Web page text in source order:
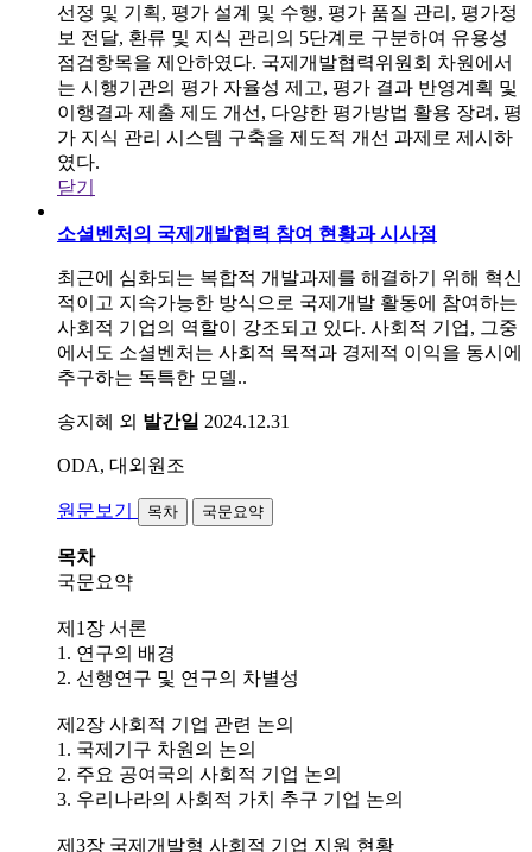
선정 및 기획, 평가 설계 및 수행, 평가 품질 관리, 평가정
보 전달, 환류 및 지식 관리의 5단계로 구분하여 유용성
점검항목을 제안하였다. 국제개발협력위원회 차원에서
는 시행기관의 평가 자율성 제고, 평가 결과 반영계획 및
이행결과 제출 제도 개선, 다양한 평가방법 활용 장려, 평
가 지식 관리 시스템 구축을 제도적 개선 과제로 제시하
였다.
닫기
소셜벤처의 국제개발협력 참여 현황과 시사점
최근에 심화되는 복합적 개발과제를 해결하기 위해 혁신
적이고 지속가능한 방식으로 국제개발 활동에 참여하는
사회적 기업의 역할이 강조되고 있다. 사회적 기업, 그중
에서도 소셜벤처는 사회적 목적과 경제적 이익을 동시에
추구하는 독특한 모델..
송지혜 외 발간일 2024.12.31
ODA, 대외원조
원문보기 목차 국문요약
목차
국문요약
제1장 서론
1. 연구의 배경
2. 선행연구 및 연구의 차별성
제2장 사회적 기업 관련 논의
1. 국제기구 차원의 논의
2. 주요 공여국의 사회적 기업 논의
3. 우리나라의 사회적 가치 추구 기업 논의
제3장 국제개발형 사회적 기업 지원 현황